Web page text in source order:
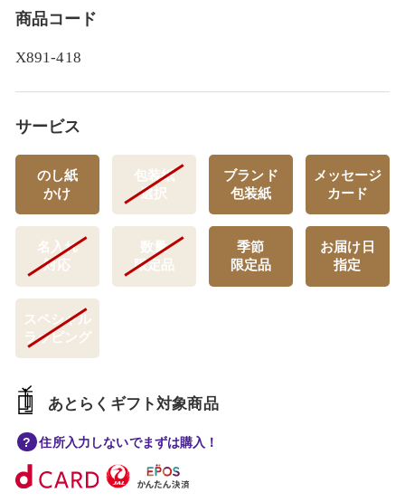
商品コード
X891-418
サービス
のし紙
かけ
包装紙
選択
ブランド
包装紙
メッセージ
カード
名入れ
対応
数量
限定品
季節
限定品
お届け日
指定
スペシャル
ラッピング
あとらくギフト対象商品
住所入力しないでまずは購入！